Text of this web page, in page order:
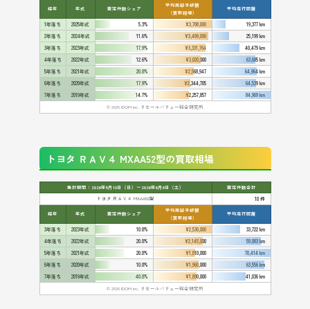
経年 年式 査定件数シェア
平均売却予想額
（買取相場）
平均走行距離
1年落ち 2025年式 5.3% ¥3,708,000
19,377 km
2年落ち
2024年式 11.6% ¥3,499,090
25,199 km
3年落ち
2023年式 17.9% ¥3,331,764
40,479 km
4年落ち
2022年式 12.6% ¥3,020,000
63,605 km
5年落ち
2021年式 20.0% ¥2,568,947
64,964 km
6年落ち
2020年式 17.9% ¥2,344,705
64,539 km
7年落ち
2019年式 14.7% ¥2,257,857
84,969 km
© 2026 IDOM Inc. リセールバリュー総合研究所
トヨタ ＲＡＶ４ MXAA52型の買取相場
集計期間：2026年5月10日（日）〜2026年6月6日（土）
査定件数合計
トヨタ ＲＡＶ４ MXAA52型
10 件
経年 年式 査定件数シェア
平均売却予想額
（買取相場）
平均走行距離
3年落ち 2023年式 10.0% ¥2,530,000
33,722 km
4年落ち
2022年式 20.0% ¥2,145,000
59,083 km
5年落ち
2021年式 20.0% ¥1,810,000
70,414 km
6年落ち
2020年式 10.0% ¥1,960,000
63,556 km
7年落ち
2019年式 40.0% ¥1,890,000
41,036 km
© 2026 IDOM Inc. リセールバリュー総合研究所